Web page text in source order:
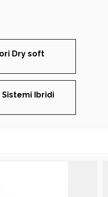
Dry soft
Ibridi